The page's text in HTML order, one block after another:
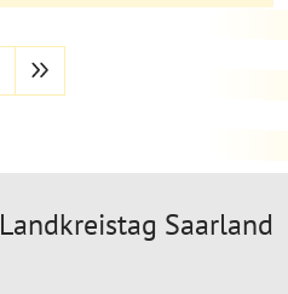
nächste Seite
Landkreistag Saarland